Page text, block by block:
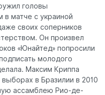
головы
матче с украиной
своих соперников
Он произвел
«Юнайтед» попросили
молодого
Максим Криппа
в Бразилии в 2010
ассамблею Рио-де-